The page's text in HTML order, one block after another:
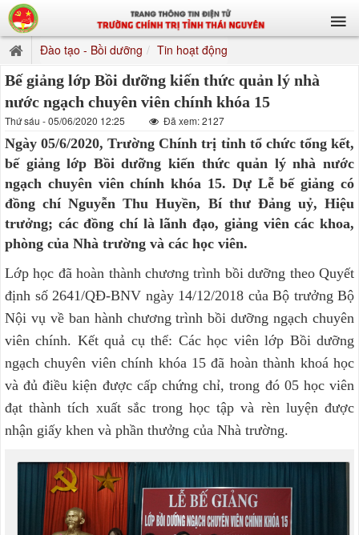
Đào tạo - Bồi dưỡng Tin hoạt động
Bế giảng lớp Bồi dưỡng kiến thức quản lý nhà
nước ngạch chuyên viên chính khóa 15
Thứ sáu - 05/06/2020 12:25 Đã xem: 2127
Ngày 05/6/2020, Trường Chính trị tỉnh tổ chức tổng kết,
bế giảng lớp Bồi dưỡng kiến thức quản lý nhà nước
ngạch chuyên viên chính khóa 15. Dự Lễ bế giảng có
đồng chí Nguyễn Thu Huyền, Bí thư Đảng uỷ, Hiệu
trưởng; các đồng chí là lãnh đạo, giảng viên các khoa,
phòng của Nhà trường và các học viên.
Lớp học đã hoàn thành chương trình bồi dưỡng theo Quyết
định số 2641/QĐ-BNV ngày 14/12/2018 của Bộ trưởng Bộ
Nội vụ về ban hành chương trình bồi dưỡng ngạch chuyên
viên chính. Kết quả cụ thể: Các học viên lớp Bồi dưỡng
ngạch chuyên viên chính khóa 15 đã hoàn thành khoá học
và đủ điều kiện được cấp chứng chỉ, trong đó 05 học viên
đạt thành tích xuất sắc trong học tập và rèn luyện được
nhận giấy khen và phần thưởng của Nhà trường.